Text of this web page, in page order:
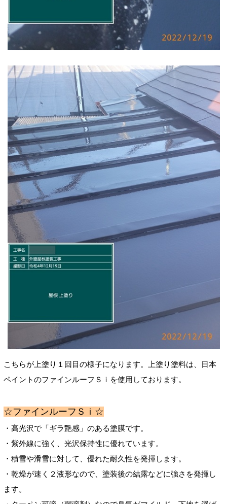
こちらが上塗り１回目の様子になります。上塗り塗料は、日本
ペイントのファインルーフＳｉを使用しております。
☆ファインルーフＳｉ☆
・高光沢で「ギラ艶感」のある塗膜です。
・紫外線に強く、光沢保持性に優れています。
・積雪や滑雪に対して、優れた耐久性を発揮します。
・乾燥が速く２液形なので、塗装後の結露などに強さを発揮し
ます。